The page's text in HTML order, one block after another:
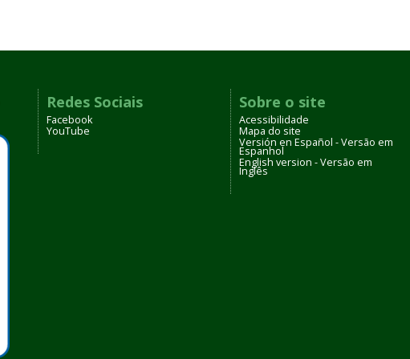
Redes Sociais
Facebook
YouTube
Sobre o site
Acessibilidade
Mapa do site
Versión en Español - Versão em
Espanhol
English version - Versão em
Inglês